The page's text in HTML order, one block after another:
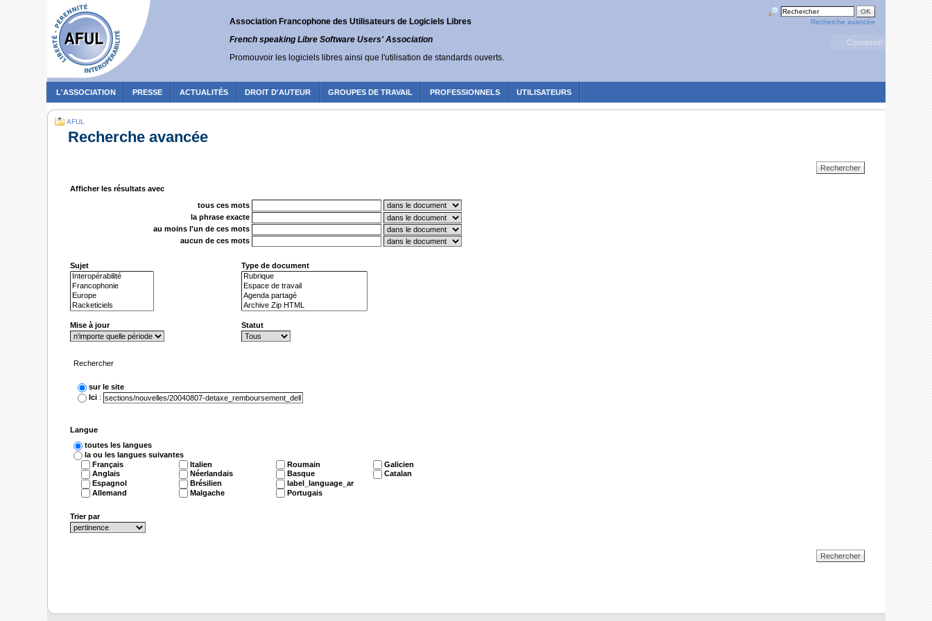
Association Francophone des Utilisateurs de Logiciels Libres
French speaking Libre Software Users' Association
Promouvoir les logiciels libres ainsi que l'utilisation de standards ouverts.
Recherche avancée
Connexion
L'ASSOCIATION PRESSE ACTUALITÉS DROIT D'AUTEUR GROUPES DE TRAVAIL PROFESSIONNELS UTILISATEURS
AFUL
Recherche avancée
Afficher les résultats avec
tous ces mots
la phrase exacte
au moins l'un de ces mots
aucun de ces mots
Sujet Type de document
Mise à jour Statut
Rechercher
sur le site
Ici:
Langue
toutes les langues
la ou les langues suivantes
Français
Anglais
Espagnol
Allemand
Italien
Néerlandais
Brésilien
Malgache
Roumain
Basque
label_language_ar
Portugais
Galicien
Catalan
Trier par